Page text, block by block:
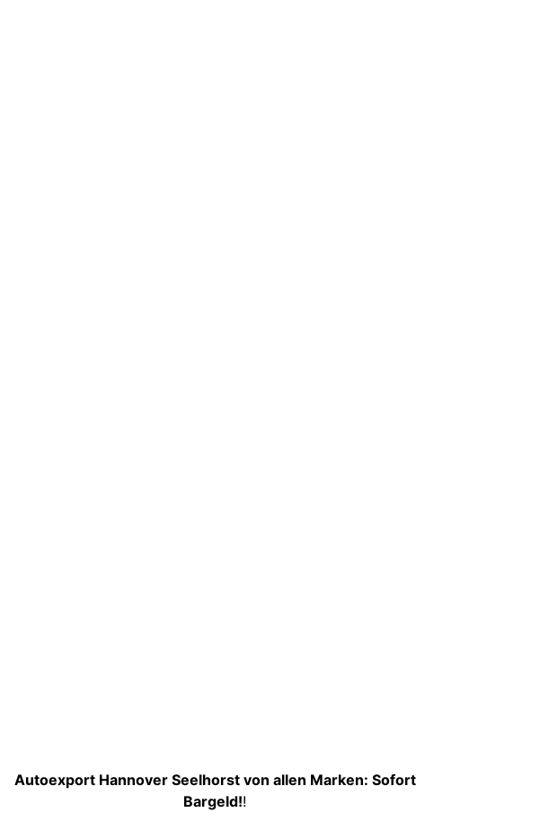
Autoexport Hannover Seelhorst von allen Marken: Sofort
Bargeld!!